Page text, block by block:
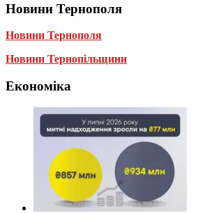
Новини Тернополя
Новини Тернополя
Новини Тернопільщини
Економіка